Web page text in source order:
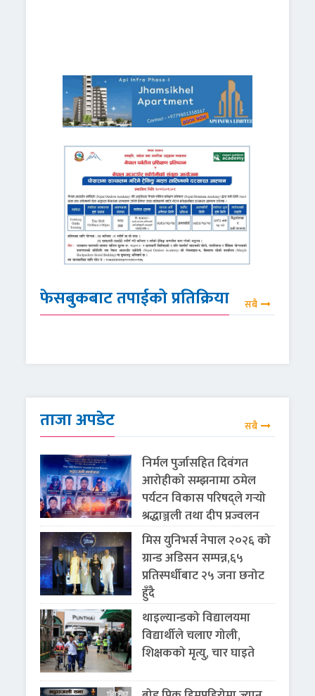
फेसबुकबाट तपाईको प्रतिक्रिया सबै
ताजा अपडेट सबै
निर्मल पुर्जासहित दिवंगत
आरोहीको सम्झनामा ठमेल
पर्यटन विकास परिषद्ले गर्‍यो
श्रद्धाञ्जली तथा दीप प्रज्वलन
मिस युनिभर्स नेपाल २०२६ को
ग्रान्ड अडिसन सम्पन्न,६५
प्रतिस्पर्धीबाट २५ जना छनोट
हुँदै
थाइल्यान्डको विद्यालयमा
विद्यार्थीले चलाए गोली,
शिक्षकको मृत्यु, चार घाइते